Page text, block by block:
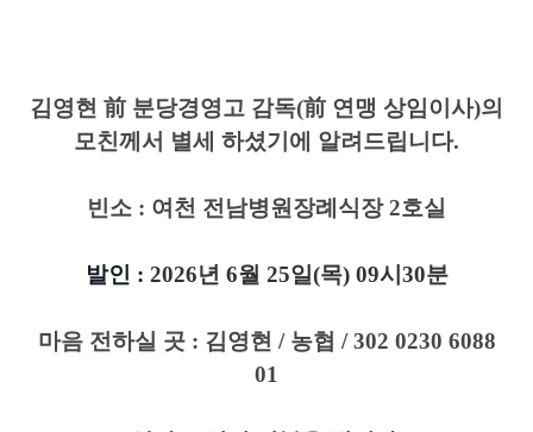
김영현 前 분당경영고 감독(前 연맹 상임이사)의
모친께서 별세 하셨기에 알려드립니다.
빈소 : 여천 전남병원장례식장 2호실
발인 : 2026년 6월 25일(목) 09시30분
마음 전하실 곳 : 김영현 / 농협 / 302 0230 6088
01